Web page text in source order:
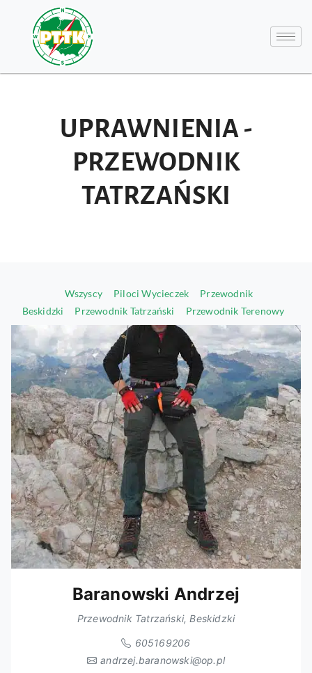
UPRAWNIENIA -
PRZEWODNIK
TATRZAŃSKI
Wszyscy Piloci Wycieczek
Przewodnik
Beskidzki
Przewodnik Tatrzański Przewodnik Terenowy
Baranowski Andrzej
Przewodnik Tatrzański, Beskidzki
605169206
andrzej.baranowski@op.pl